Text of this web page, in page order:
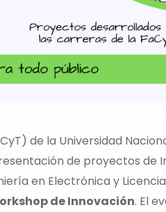
de la Universidad
de proyectos de
en Electrónica y
de Innovación. El